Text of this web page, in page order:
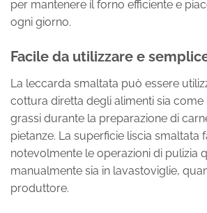
per mantenere il forno efficiente e
ogni giorno.
Facile da utilizzare e
La leccarda smaltata può essere
cottura diretta degli alimenti sia
grassi durante la preparazione di
pietanze. La superficie liscia smaltata
notevolmente le operazioni di pulizia
manualmente sia in lavastoviglie,
produttore.